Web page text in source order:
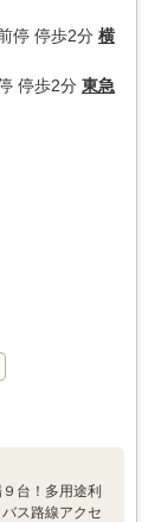
停 停歩2分 横
停歩2分 東急
台！多用途利
ス路線アクセ